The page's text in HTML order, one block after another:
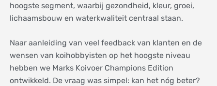
hoogste segment, waarbij gezondheid, kleur, groei,
lichaamsbouw en waterkwaliteit centraal staan.
Naar aanleiding van veel feedback van klanten en de
wensen van koihobbyisten op het hoogste niveau
hebben we Marks Koivoer Champions Edition
ontwikkeld. De vraag was simpel: kan het nóg beter?